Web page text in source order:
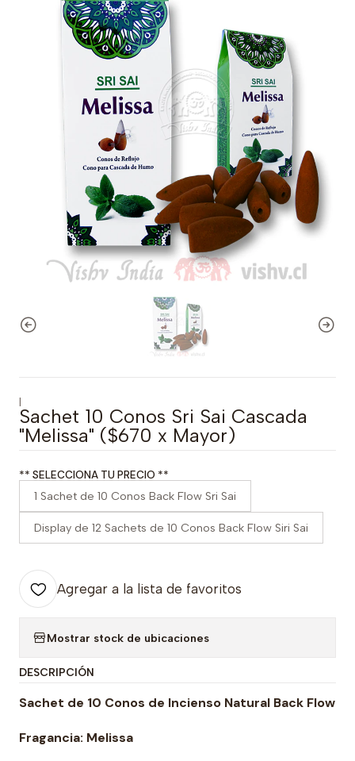
|
Sachet 10 Conos Sri Sai Cascada
"Melissa" ($670 x Mayor)
** SELECCIONA TU PRECIO **
1 Sachet de 10 Conos Back Flow Sri Sai
Display de 12 Sachets de 10 Conos Back Flow Siri Sai
Agregar a la lista de favoritos
Mostrar stock de ubicaciones
DESCRIPCIÓN
Sachet de 10 Conos de Incienso Natural Back Flow
Fragancia: Melissa